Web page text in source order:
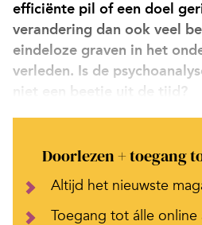
efficiënte pil of een doel
verandering dan ook veel
eindeloze graven in het
verleden. Is de
niet een beetje uit de tijd?
Doorlezen + toegang
Altijd het nieuwste
Toegang tot álle online